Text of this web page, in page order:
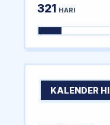
321 HARI
KALENDER